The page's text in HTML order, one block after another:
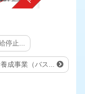
停止...
成事業（バス...